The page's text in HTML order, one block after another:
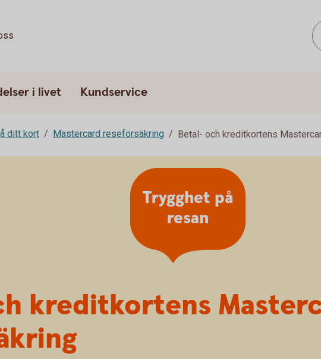
i livet Kundservice
ditt kort Mastercard reseförsäkring Betal- och kreditkortens
kreditkortens
Trygghet på
resan